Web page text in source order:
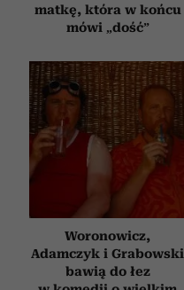
matkę, która w końcu
mówi „dość”
Woronowicz,
Adamczyk i Grabowski
bawią do łez